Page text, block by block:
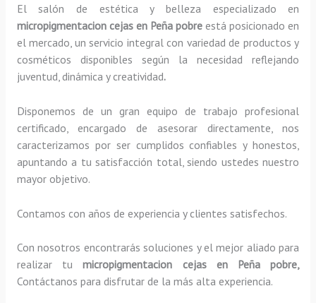
El salón de estética y belleza especializado en
micropigmentacion cejas en Peña pobre está posicionado en
el mercado, un servicio integral con variedad de productos y
cosméticos disponibles según la necesidad reflejando
juventud, dinámica y creatividad.
Disponemos de un gran equipo de trabajo profesional
certificado, encargado de asesorar directamente, nos
caracterizamos por ser cumplidos confiables y honestos,
apuntando a tu satisfacción total, siendo ustedes nuestro
mayor objetivo.
Contamos con años de experiencia y clientes satisfechos.
Con nosotros encontrarás soluciones y el mejor aliado para
realizar tumicropigmentacion cejas en Peña pobre,
Contáctanos para disfrutar de la más alta experiencia.